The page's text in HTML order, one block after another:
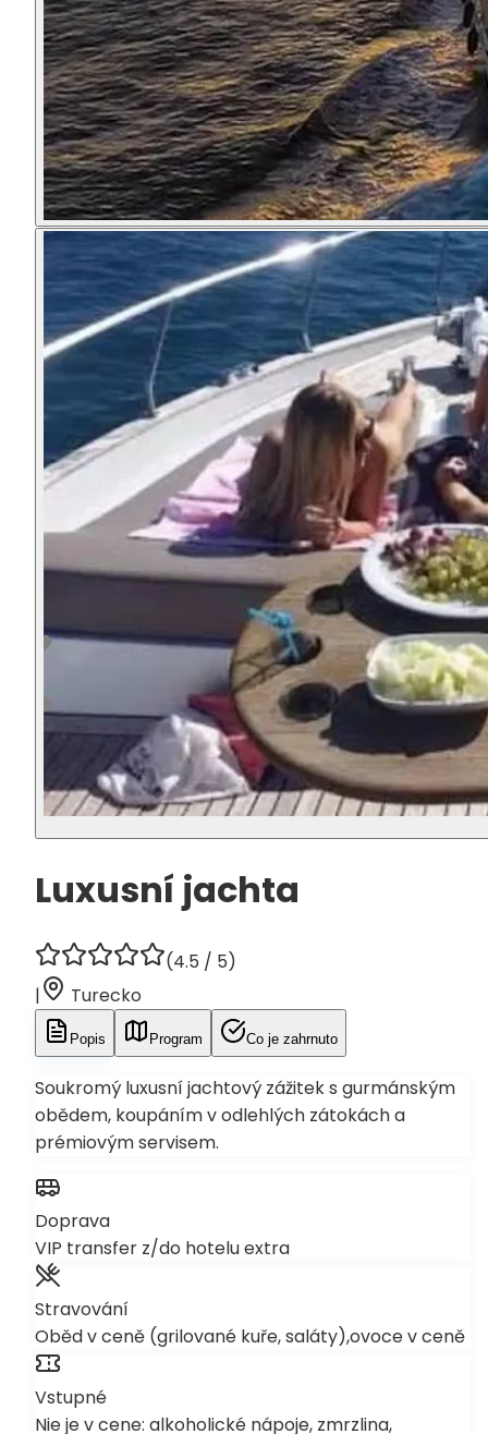
Luxusní jachta
(4.5 / 5)
|
Turecko
Popis Program Co je zahrnuto
Soukromý luxusní jachtový zážitek s gurmánským
obědem, koupáním v odlehlých zátokách a
prémiovým servisem.
Doprava
VIP transfer z/do hotelu extra
Stravování
Oběd v ceně (grilované kuře, saláty),ovoce v ceně
Vstupné
Nie je v cene: alkoholické nápoje, zmrzlina,